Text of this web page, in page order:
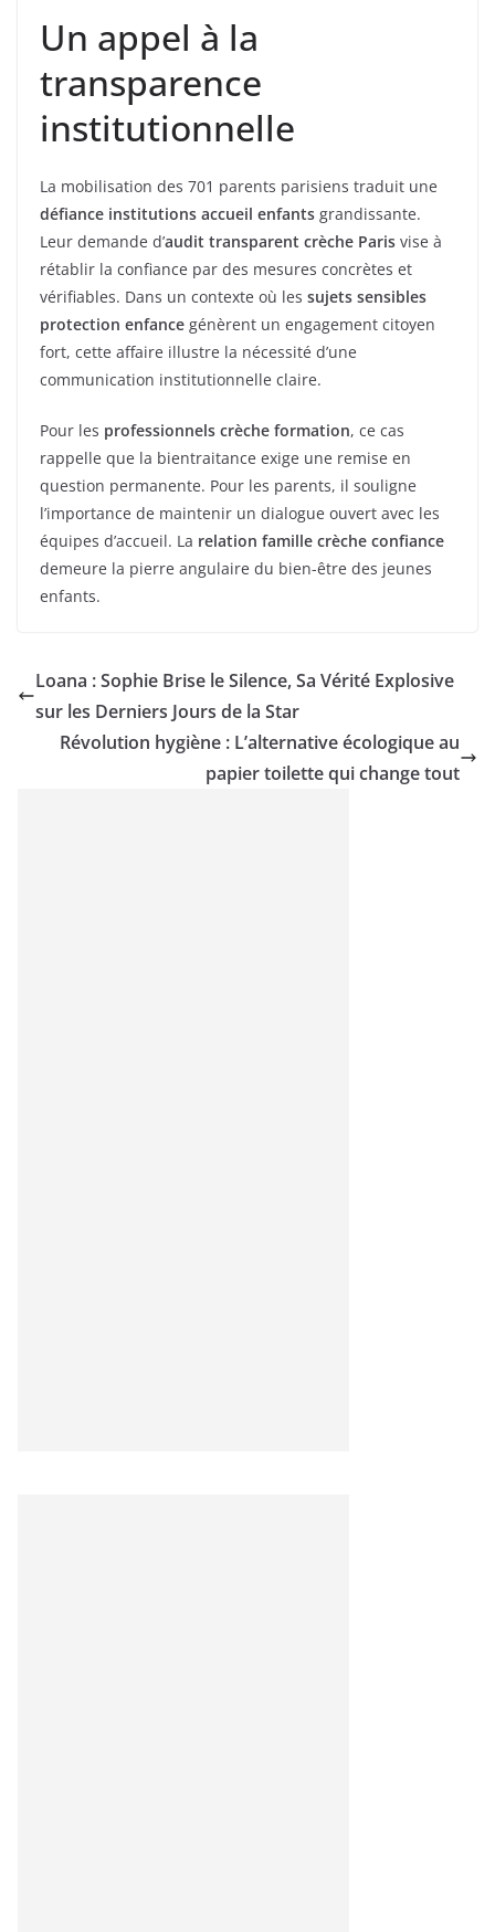
Un appel à la
transparence
institutionnelle
La mobilisation des 701 parents parisiens traduit une
défiance institutions accueil enfants grandissante.
Leur demande d’audit transparent crèche Paris vise à
rétablir la confiance par des mesures concrètes et
vérifiables. Dans un contexte où les sujets sensibles
protection enfance génèrent un engagement citoyen
fort, cette affaire illustre la nécessité d’une
communication institutionnelle claire.
Pour les professionnels crèche formation, ce cas
rappelle que la bientraitance exige une remise en
question permanente. Pour les parents, il souligne
l’importance de maintenir un dialogue ouvert avec les
équipes d’accueil. La relation famille crèche confiance
demeure la pierre angulaire du bien-être des jeunes
enfants.
Loana : Sophie Brise le Silence, Sa Vérité Explosive
sur les Derniers Jours de la Star
Révolution hygiène : L’alternative écologique au
papier toilette qui change tout